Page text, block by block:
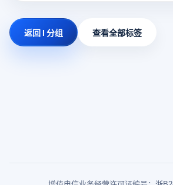
返回 I 分组 查看全部标签